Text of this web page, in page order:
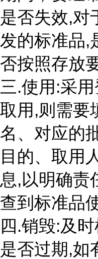
是否失效,对
发的标准品,
否按照存放
三.使用:采
取用,则需要
名、对应的
目的、取用
息,以明确责
查到标准品
四.销毁:及
是否过期,如